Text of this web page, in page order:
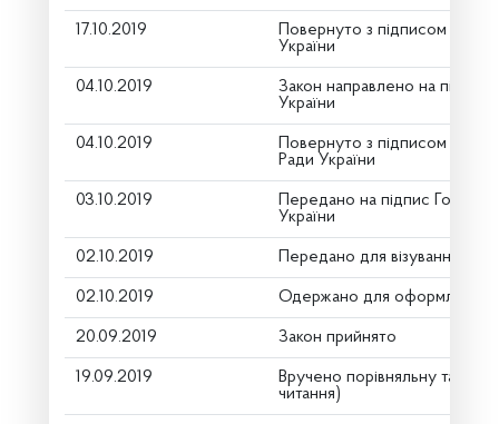
17.10.2019
Повернуто з підписом від
України
04.10.2019
Закон направлено на підпис
України
04.10.2019
Повернуто з підписом
Ради України
03.10.2019
Передано на підпис Голові
України
02.10.2019 Передано для візування в
02.10.2019 Одержано для оформлення
20.09.2019 Закон прийнято
19.09.2019
Вручено порівняльну
читання)